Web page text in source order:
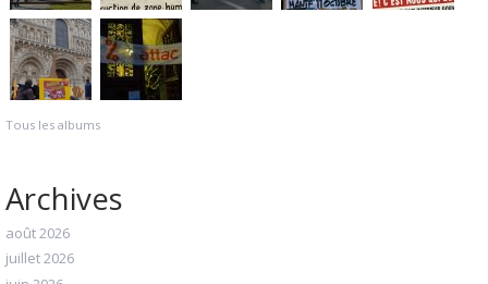
Tous les albums
Archives
août 2026
juillet 2026